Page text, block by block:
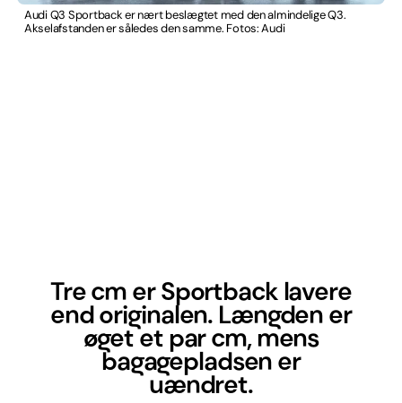
Audi Q3 Sportback er nært beslægtet med den almindelige Q3.
Akselafstanden er således den samme. Fotos: Audi
Tre cm er Sportback lavere
end originalen. Længden er
øget et par cm, mens
bagagepladsen er
uændret.